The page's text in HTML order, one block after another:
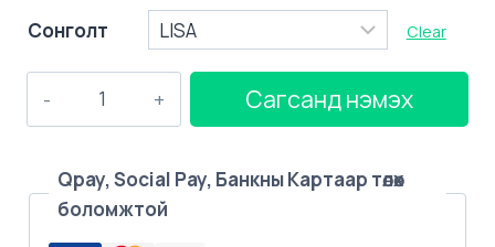
Сонголт Clear
BLACKPINK
RING
Сагсанд нэмэх
Qpay, Social Pay, Банкны Картаар төлөх
боломжтой